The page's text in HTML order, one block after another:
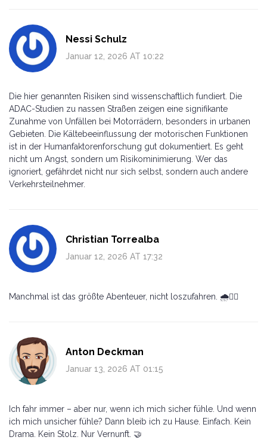
Nessi Schulz
Januar 12, 2026 AT 10:22
Die hier genannten Risiken sind wissenschaftlich fundiert. Die
ADAC-Studien zu nassen Straßen zeigen eine signifikante
Zunahme von Unfällen bei Motorrädern, besonders in urbanen
Gebieten. Die Kältebeeinflussung der motorischen Funktionen
ist in der Humanfaktorenforschung gut dokumentiert. Es geht
nicht um Angst, sondern um Risikominimierung. Wer das
ignoriert, gefährdet nicht nur sich selbst, sondern auch andere
Verkehrsteilnehmer.
Christian Torrealba
Januar 12, 2026 AT 17:32
Manchmal ist das größte Abenteuer, nicht loszufahren. 🌧️🧘‍♂️
Anton Deckman
Januar 13, 2026 AT 01:15
Ich fahr immer – aber nur, wenn ich mich sicher fühle. Und wenn
ich mich unsicher fühle? Dann bleib ich zu Hause. Einfach. Kein
Drama. Kein Stolz. Nur Vernunft. 🤝